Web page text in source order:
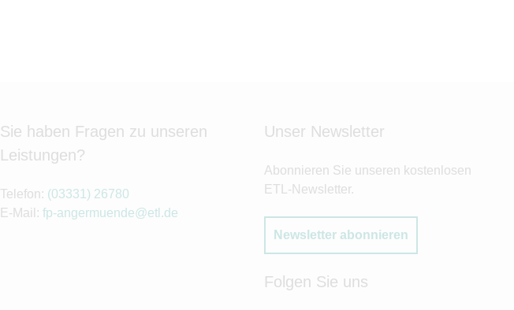
Sie haben Fragen zu unseren
Leistungen?
Telefon: (03331) 26780
E-Mail: fp-angermuende@etl.de
Unser Newsletter
Abonnieren Sie unseren kostenlosen
ETL-Newsletter.
Newsletter abonnieren
Folgen Sie uns